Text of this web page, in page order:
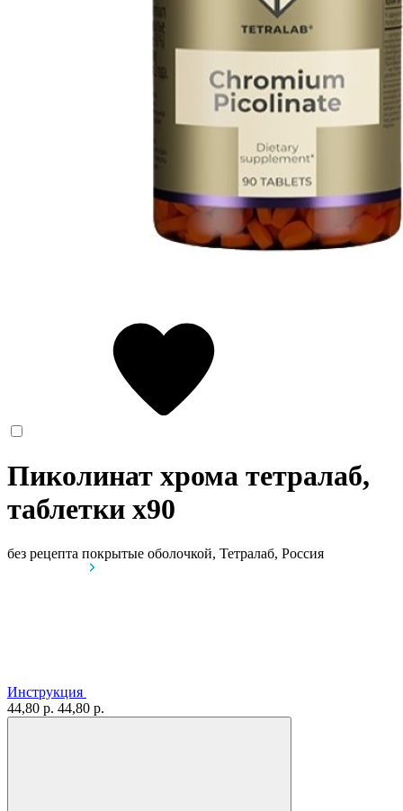
Пиколинат хрома тетралаб,
таблетки x90
без рецепта покрытые оболочкой, Тетралаб, Россия
Инструкция
44,80 р. 44,80 р.